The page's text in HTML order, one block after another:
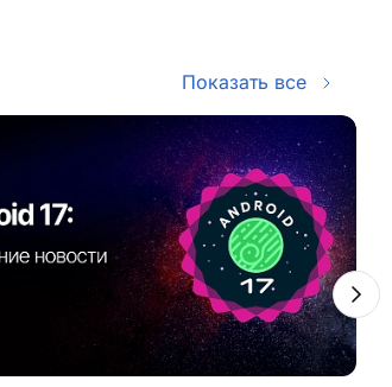
Показать все